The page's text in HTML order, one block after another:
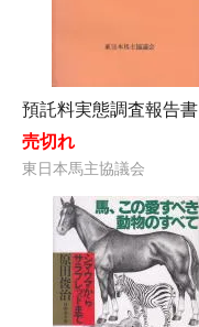
預託料実態調査報告書
売切れ
東日本馬主協議会